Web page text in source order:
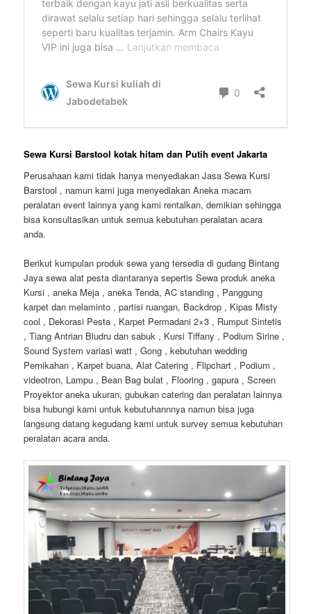
Sewa Kursi Barstool kotak hitam dan Putih event Jakarta
Perusahaan kami tidak hanya menyediakan Jasa Sewa Kursi
Barstool , namun kami juga menyediakan Aneka macam
peralatan event lainnya yang kami rentalkan, demikian sehingga
bisa konsultasikan untuk semua kebutuhan peralatan acara
anda.
Berikut kumpulan produk sewa yang tersedia di gudang Bintang
Jaya sewa alat pesta diantaranya sepertis Sewa produk aneka
Kursi , aneka Meja , aneka Tenda, AC standing , Panggung
karpet dan melaminto , partisi ruangan, Backdrop , Kipas Misty
cool , Dekorasi Pesta , Karpet Permadani 2×3 , Rumput Sintetis
, Tiang Antrian Bludru dan sabuk , Kursi Tiffany , Podium Sirine ,
Sound System variasi watt , Gong , kebutuhan wedding
Pernikahan , Karpet buana, Alat Catering , Flipchart , Podium ,
videotron, Lampu , Bean Bag bulat , Flooring , gapura , Screen
Proyektor aneka ukuran, gubukan catering dan peralatan lainnya
bisa hubungi kami untuk kebutuhannnya namun bisa juga
langsung datang kegudang kami untuk survey semua kebutuhan
peralatan acara anda.